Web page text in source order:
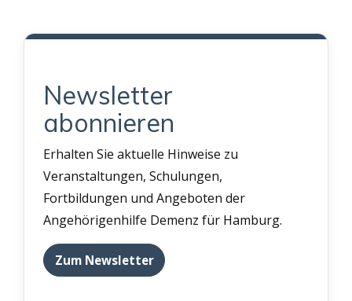
Newsletter
abonnieren
Erhalten Sie aktuelle Hinweise zu
Veranstaltungen, Schulungen,
Fortbildungen und Angeboten der
Angehörigenhilfe Demenz für Hamburg.
Zum Newsletter